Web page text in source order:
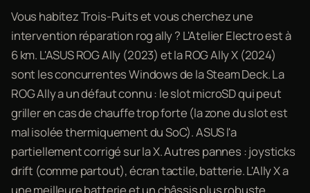
Vous habitez Trois-Puits et vous cherchez une
intervention réparation rog ally ? L'Atelier Electro est à
6 km. L'ASUS ROG Ally (2023) et la ROG Ally X (2024)
sont les concurrentes Windows de la Steam Deck. La
ROG Ally a un défaut connu : le slot microSD qui peut
griller en cas de chauffe trop forte (la zone du slot est
mal isolée thermiquement du SoC). ASUS l'a
partiellement corrigé sur la X. Autres pannes : joysticks
drift (comme partout), écran tactile, batterie. L'Ally X a
une meilleure batterie et un châssis plus robuste.